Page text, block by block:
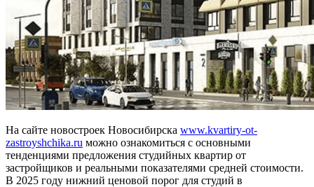
На сайте новостроек Новосибирска www.kvartiry-ot-
zastroyshchika.ru можно ознакомиться с основными
тенденциями предложения студийных квартир от
застройщиков и реальными показателями средней стоимости.
В 2025 году нижний ценовой порог для студий в